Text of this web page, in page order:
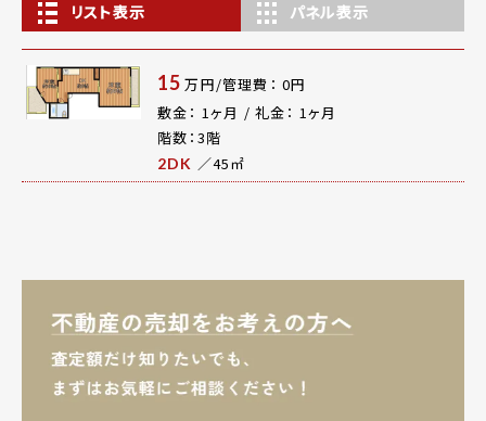
リスト表示 パネル表示
15 万円/管理費： 0円
敷金： 1ヶ月 / 礼金： 1ヶ月
階数：3階
2DK ／45㎡